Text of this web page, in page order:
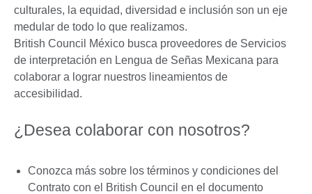
culturales, la equidad, diversidad e inclusión son un eje
medular de todo lo que realizamos.
British Council México busca proveedores de Servicios
de interpretación en Lengua de Señas Mexicana para
colaborar a lograr nuestros lineamientos de
accesibilidad.
¿Desea colaborar con nosotros?
Conozca más sobre los términos y condiciones del
Contrato con el British Council en el documento